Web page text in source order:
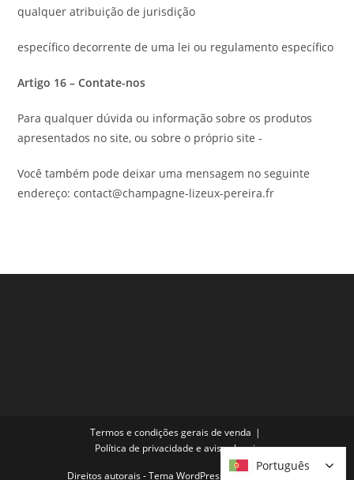
qualquer atribuição de jurisdição
específico decorrente de uma lei ou regulamento específico
Artigo 16 – Contate-nos
Para qualquer dúvida ou informação sobre os produtos
apresentados no site, ou sobre o próprio site -
Você também pode deixar uma mensagem no seguinte
endereço: contact@champagne-lizeux-pereira.fr
Termos e condições gerais de venda
Política de privacidade e avisos legais
Direitos autorais - Tema WordPress por OceanWP
Português
Português